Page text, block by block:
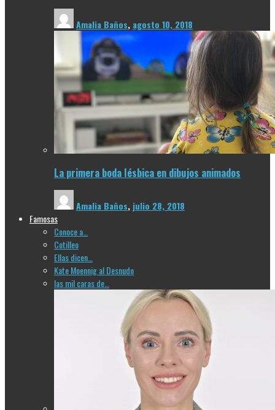
Amalia Baños, agosto 10, 2018
La primera boda lésbica en dibujos animados
Amalia Baños, julio 28, 2018
Famosas
Conoce a…
Cotilleo
Ellas dicen…
Kate Moennig al Desnudo
las mil caras de…